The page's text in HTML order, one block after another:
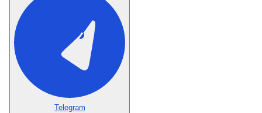
Telegram